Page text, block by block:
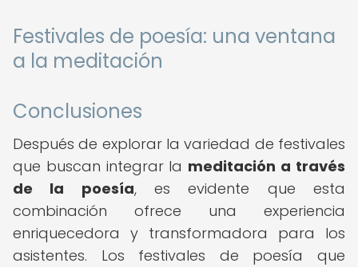
Festivales de poesía: una ventana
a la meditación
Conclusiones
Después de explorar la variedad de festivales
que buscan integrar la meditación a través
de la poesía, es evidente que esta
combinación ofrece una experiencia
enriquecedora y transformadora para los
asistentes. Los festivales de poesía que